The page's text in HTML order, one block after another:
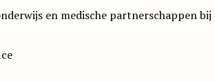
en medische partnerschappen bij